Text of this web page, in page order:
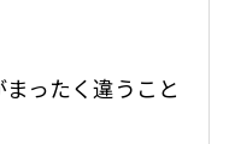
ったく違うこと